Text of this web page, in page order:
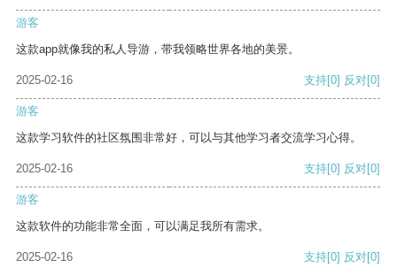
游客
这款app就像我的私人导游，带我领略世界各地的美景。
2025-02-16 支持[0] 反对[0]
游客
这款学习软件的社区氛围非常好，可以与其他学习者交流学习心得。
2025-02-16 支持[0] 反对[0]
游客
这款软件的功能非常全面，可以满足我所有需求。
2025-02-16 支持[0] 反对[0]